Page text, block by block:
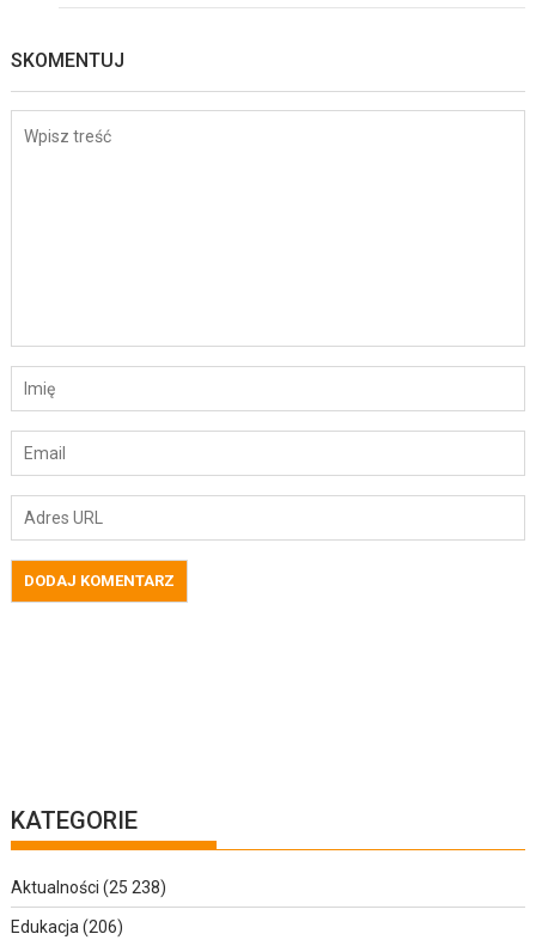
SKOMENTUJ
KATEGORIE
Aktualności (25 238)
Edukacja (206)